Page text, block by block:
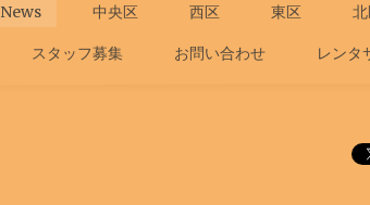
News 中央区 西区 東区
スタッフ募集 お問い合わせ レンタ